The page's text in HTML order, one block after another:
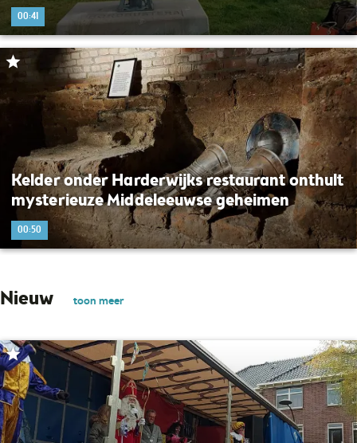
00:41
Kelder onder Harderwijks restaurant onthult
mysterieuze Middeleeuwse geheimen
00:50
Nieuw toon meer